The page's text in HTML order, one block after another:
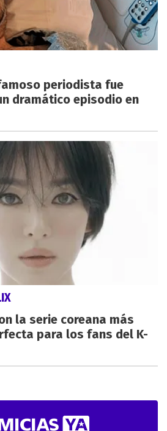
periodista fue
dramático episodio en
la serie coreana más
para los fans del K-